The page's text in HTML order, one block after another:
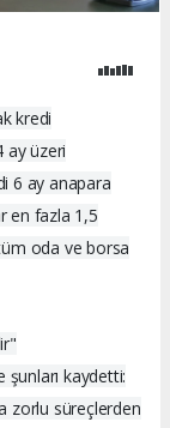
kredi
ay üzeri
6 ay anapara
en fazla 1,5
oda ve borsa
şunları kaydetti:
zorlu süreçlerden